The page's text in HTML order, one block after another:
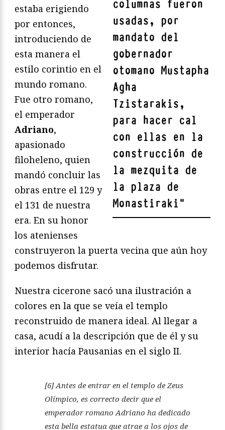
columnas fueron
usadas, por
mandato del
gobernador
otomano Mustapha
Agha
Tzistarakis,
para hacer cal
con ellas en la
construcción de
la mezquita de
la plaza de
Monastiraki"
estaba erigiendo
por entonces,
introduciendo de
esta manera el
estilo corintio en el
mundo romano.
Fue otro romano,
el emperador
Adriano,
apasionado
filoheleno, quien
mandó concluir las
obras entre el 129 y
el 131 de nuestra
era. En su honor
los atenienses
construyeron la puerta vecina que aún hoy
podemos disfrutar.
Nuestra cicerone sacó una ilustración a
colores en la que se veía el templo
reconstruido de manera ideal. Al llegar a
casa, acudí a la descripción que de él y su
interior hacía Pausanias en el siglo II.
[6] Antes de entrar en el templo de Zeus
Olímpico, es correcto decir que el
emperador romano Adriano ha dedicado
esta bella estatua que atrae a los ojos de